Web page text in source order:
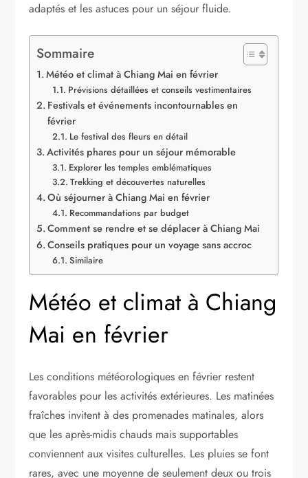
adaptés et les astuces pour un séjour fluide.
Sommaire
Météo et climat à Chiang Mai en février
Prévisions détaillées et conseils vestimentaires
Festivals et événements incontournables en
février
Le festival des fleurs en détail
Activités phares pour un séjour mémorable
Explorer les temples emblématiques
Trekking et découvertes naturelles
Où séjourner à Chiang Mai en février
Recommandations par budget
Comment se rendre et se déplacer à Chiang Mai
Conseils pratiques pour un voyage sans accroc
Similaire
Météo et climat à Chiang
Mai en février
Les conditions météorologiques en février restent
favorables pour les activités extérieures. Les matinées
fraîches invitent à des promenades matinales, alors
que les après-midis chauds mais supportables
conviennent aux visites culturelles. Les pluies se font
rares, avec une moyenne de seulement deux ou trois